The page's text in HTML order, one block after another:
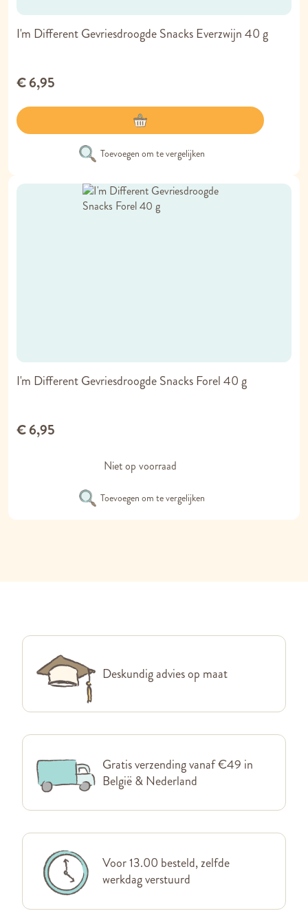
I'm Different Gevriesdroogde Snacks Everzwijn 40 g
€ 6,95
Toevoegen om te vergelijken
I'm Different Gevriesdroogde Snacks Forel 40 g
€ 6,95
Niet op voorraad
Toevoegen om te vergelijken
Deskundig advies op maat
Gratis verzending vanaf €49 in
België & Nederland
Voor 13.00 besteld, zelfde
werkdag verstuurd